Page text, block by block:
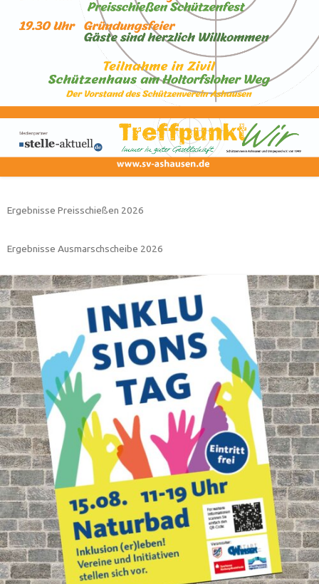
Ergebnisse Preisschießen 2026
Ergebnisse Ausmarschscheibe 2026